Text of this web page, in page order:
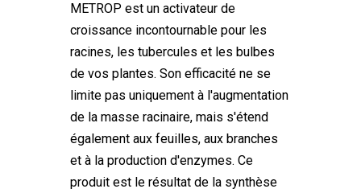
METROP est un activateur de
croissance incontournable pour les
racines, les tubercules et les bulbes
de vos plantes. Son efficacité ne se
limite pas uniquement à l'augmentation
de la masse racinaire, mais s'étend
également aux feuilles, aux branches
et à la production d'enzymes. Ce
produit est le résultat de la synthèse